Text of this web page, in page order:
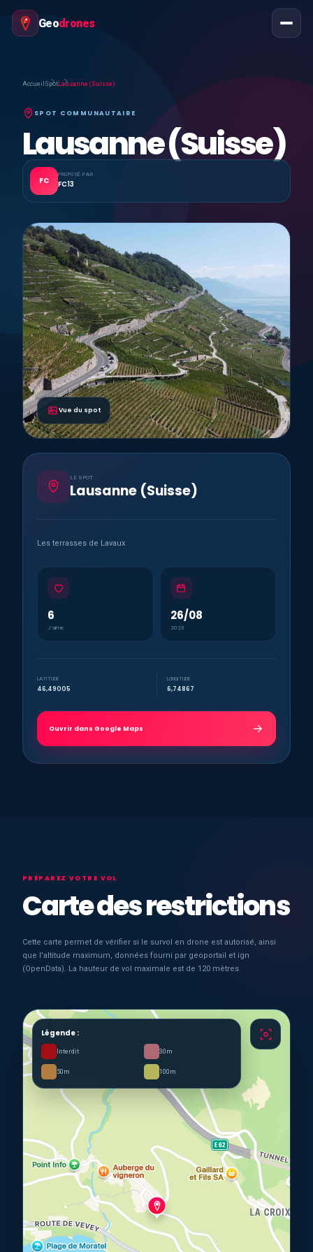
Geodrones
Accueil SpotLausanne (Suisse)
SPOT COMMUNAUTAIRE
Lausanne (Suisse)
FC
PROPOSÉ PAR
FC13
Vue du spot
LE SPOT
Lausanne (Suisse)
Les terrasses de Lavaux
6
J’aime
26/08
2023
LATITUDE
46,49005
LONGITUDE
6,74867
Ouvrir dans Google Maps
PRÉPAREZ VOTRE VOL
Carte des restrictions
Cette carte permet de vérifier si le survol en drone est autorisé, ainsi
que l'altitude maximum, données fourni par geoportail et ign
(OpenData). La hauteur de vol maximale est de 120 mètres
Légende :
Interdit 30m
50m 100m